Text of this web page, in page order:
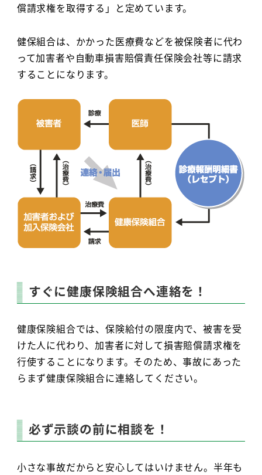
償請求権を取得する」と定めています。
健保組合は、かかった医療費などを被保険者に代わ
って加害者や自動車損害賠償責任保険会社等に請求
することになります。
すぐに健康保険組合へ連絡を！
健康保険組合では、保険給付の限度内で、被害を受
けた人に代わり、加害者に対して損害賠償請求権を
行使することになります。そのため、事故にあった
らまず健康保険組合に連絡してください。
必ず示談の前に相談を！
小さな事故だからと安心してはいけません。半年も